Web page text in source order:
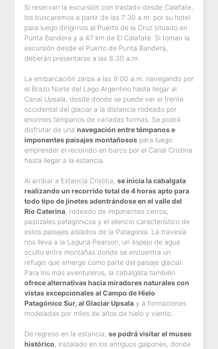
Si reservan la excursión con traslado desde Calafate,
los buscaremos a partir de las 7:30 a.m. por su hotel
para luego dirigirnos al Puerto de la Cruz situado en
Punta Bandera y a 47 km de El Calafate. Si toman la
excursión desde el Puerto de Punta Bandera,
deberán presentarse a las 8:30 a.m.
La embarcación zarpa a las 9:00 a.m. navegando por
el Brazo Norte del Lago Argentino hasta llegar al
Canal Upsala, desde donde se puede ver el frente
occidental del glaciar a la distancia rodeado por
enormes témpanos de variadas formas. Se podrá
disfrutar de una navegación entre témpanos e
imponentes paisajes montañosos para luego
emprender el recorrido en barco por el Canal Cristina
hasta llegar a la estancia.
Al arribar a Estancia Cristina, se inicia la cabalgata
realizando un recorrido total de 4 horas apto para
todo tipo de jinetes adentrándose en el valle del
Río Caterina, rodeado de imponentes cerros,
pastizales patagónicos y el silencio característico de
estos paisajes aislados de la Patagonia. La travesía
nos lleva a la Laguna Pearson, un espejo de agua
oculto entre montañas donde se encuentra un
refugio que emerge como parte del paisaje glacial.
Para los más aventureros, la cabalgata también
ofrece alternativas hacia miradores naturales con
vistas excepcionales al Campo de Hielo
Patagónico Sur, al Glaciar Upsala y a formaciones
modeladas por miles de años de hielo y viento.
De regreso en la estancia, se podrá visitar el museo
histórico, instalado en los antiguos galpones, donde